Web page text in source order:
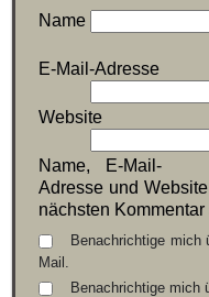
Name
E-Mail-Adresse
Website
Name, E-Mail-
Adresse und
nächsten
Benachrichtige mich
Mail.
Benachrichtige mich